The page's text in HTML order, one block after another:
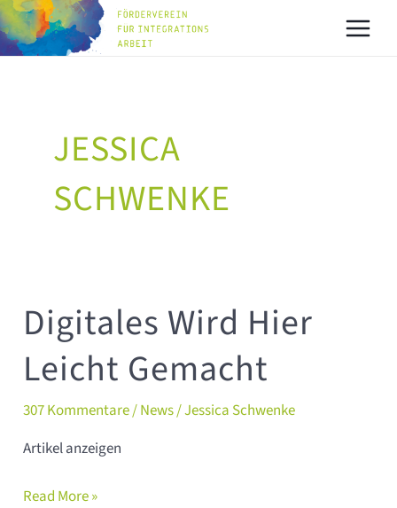
Zum
Inhalt
springen
JESSICA
SCHWENKE
Digitales Wird Hier
Leicht Gemacht
307 Kommentare/News/Jessica Schwenke
Artikel anzeigen
Digitales
wird
hier
leicht
gemacht
Read More »
Post
pagination